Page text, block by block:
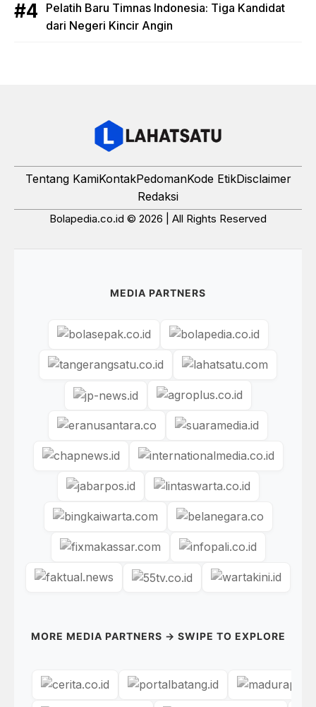
Pelatih Baru Timnas Indonesia: Tiga Kandidat
dari Negeri Kincir Angin
Tentang KamiKontakPedomanKode EtikDisclaimer
Redaksi
Bolapedia.co.id © 2026 | All Rights Reserved
MEDIA PARTNERS
MORE MEDIA PARTNERS → SWIPE TO EXPLORE